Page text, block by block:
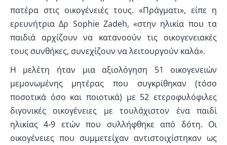
πατέρα στις οικογένειές τους. «Πράγματι», είπε η
ερευνήτρια Δρ Sophie Zadeh, «στην ηλικία που τα
παιδιά αρχίζουν να κατανοούν τις οικογενειακές
τους συνθήκες, συνεχίζουν να λειτουργούν καλά».
Η μελέτη ήταν μια αξιολόγηση 51 οικογενειών
μεμονωμένης μητέρας που συγκρίθηκαν (τόσο
ποσοτικά όσο και ποιοτικά) με 52 ετεροφυλόφιλες
διγονικές οικογένειες με τουλάχιστον ένα παιδί
ηλικίας 4-9 ετών που συλλήφθηκε από δότη. Οι
οικογένειες που συμμετείχαν αντιστοιχίστηκαν ως